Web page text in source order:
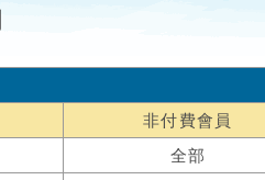
非付費會員
全部